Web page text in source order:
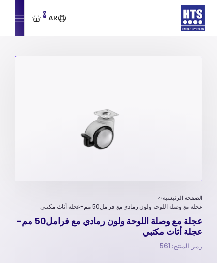
AR
0
الصفحة الرئيسية
عجلة مع وصلة اللوحة ولون رمادي مع فرامل50 مم-عجلة أثاث مكتبي
عجلة مع وصلة اللوحة ولون رمادي مع فرامل50 مم-
عجلة أثاث مكتبي
رمز المنتج: 561